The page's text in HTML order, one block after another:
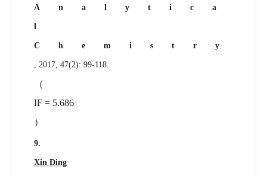
Analytica
l
Chemistry
, 2017, 47(2): 99-118.
（
IF = 5.686
）
9.
Xin Ding